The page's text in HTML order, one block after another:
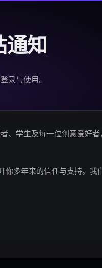
通知
录与使用。
、学生及每一位创意爱好
多年来的信任与支持。我